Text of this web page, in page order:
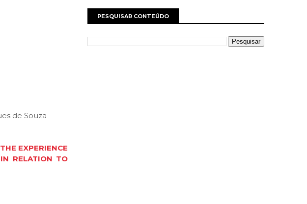
de Souza
EXPERIENCE
RELATION TO
PESQUISAR CONTEÚDO